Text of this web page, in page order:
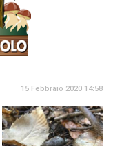
15 Febbraio 2020 14:58